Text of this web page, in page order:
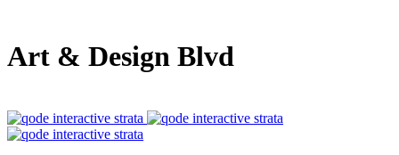
Art & Design Blvd